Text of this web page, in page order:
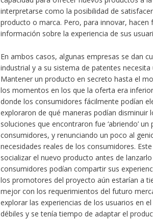
interpretarse como la posibilidad de
producto o marca. Pero, para innovar,
información sobre la experiencia de sus
En ambos casos, algunas empresas se dan
industrial y a su sistema de patentes
Mantener un producto en secreto hasta el
los momentos en los que la oferta era
donde los consumidores fácilmente podían
exploraron de qué maneras podían disminuir
soluciones que encontraron fue ‘abriendo’
consumidores, y renunciando un poco al
necesidades reales de los consumidores.
socializar el nuevo producto antes de
consumidores podían compartir sus
los promotores del proyecto aún estarían a
mejor con los requerimientos del futuro
explorar las experiencias de los usuarios en
débiles y se tenía tiempo de adaptar el